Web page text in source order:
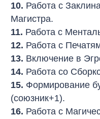
10. Работа с
Магистра.
11. Работа с
12. Работа с
13. Включение в
14. Работа со
15. Формирование
(союзник+1).
16. Работа с